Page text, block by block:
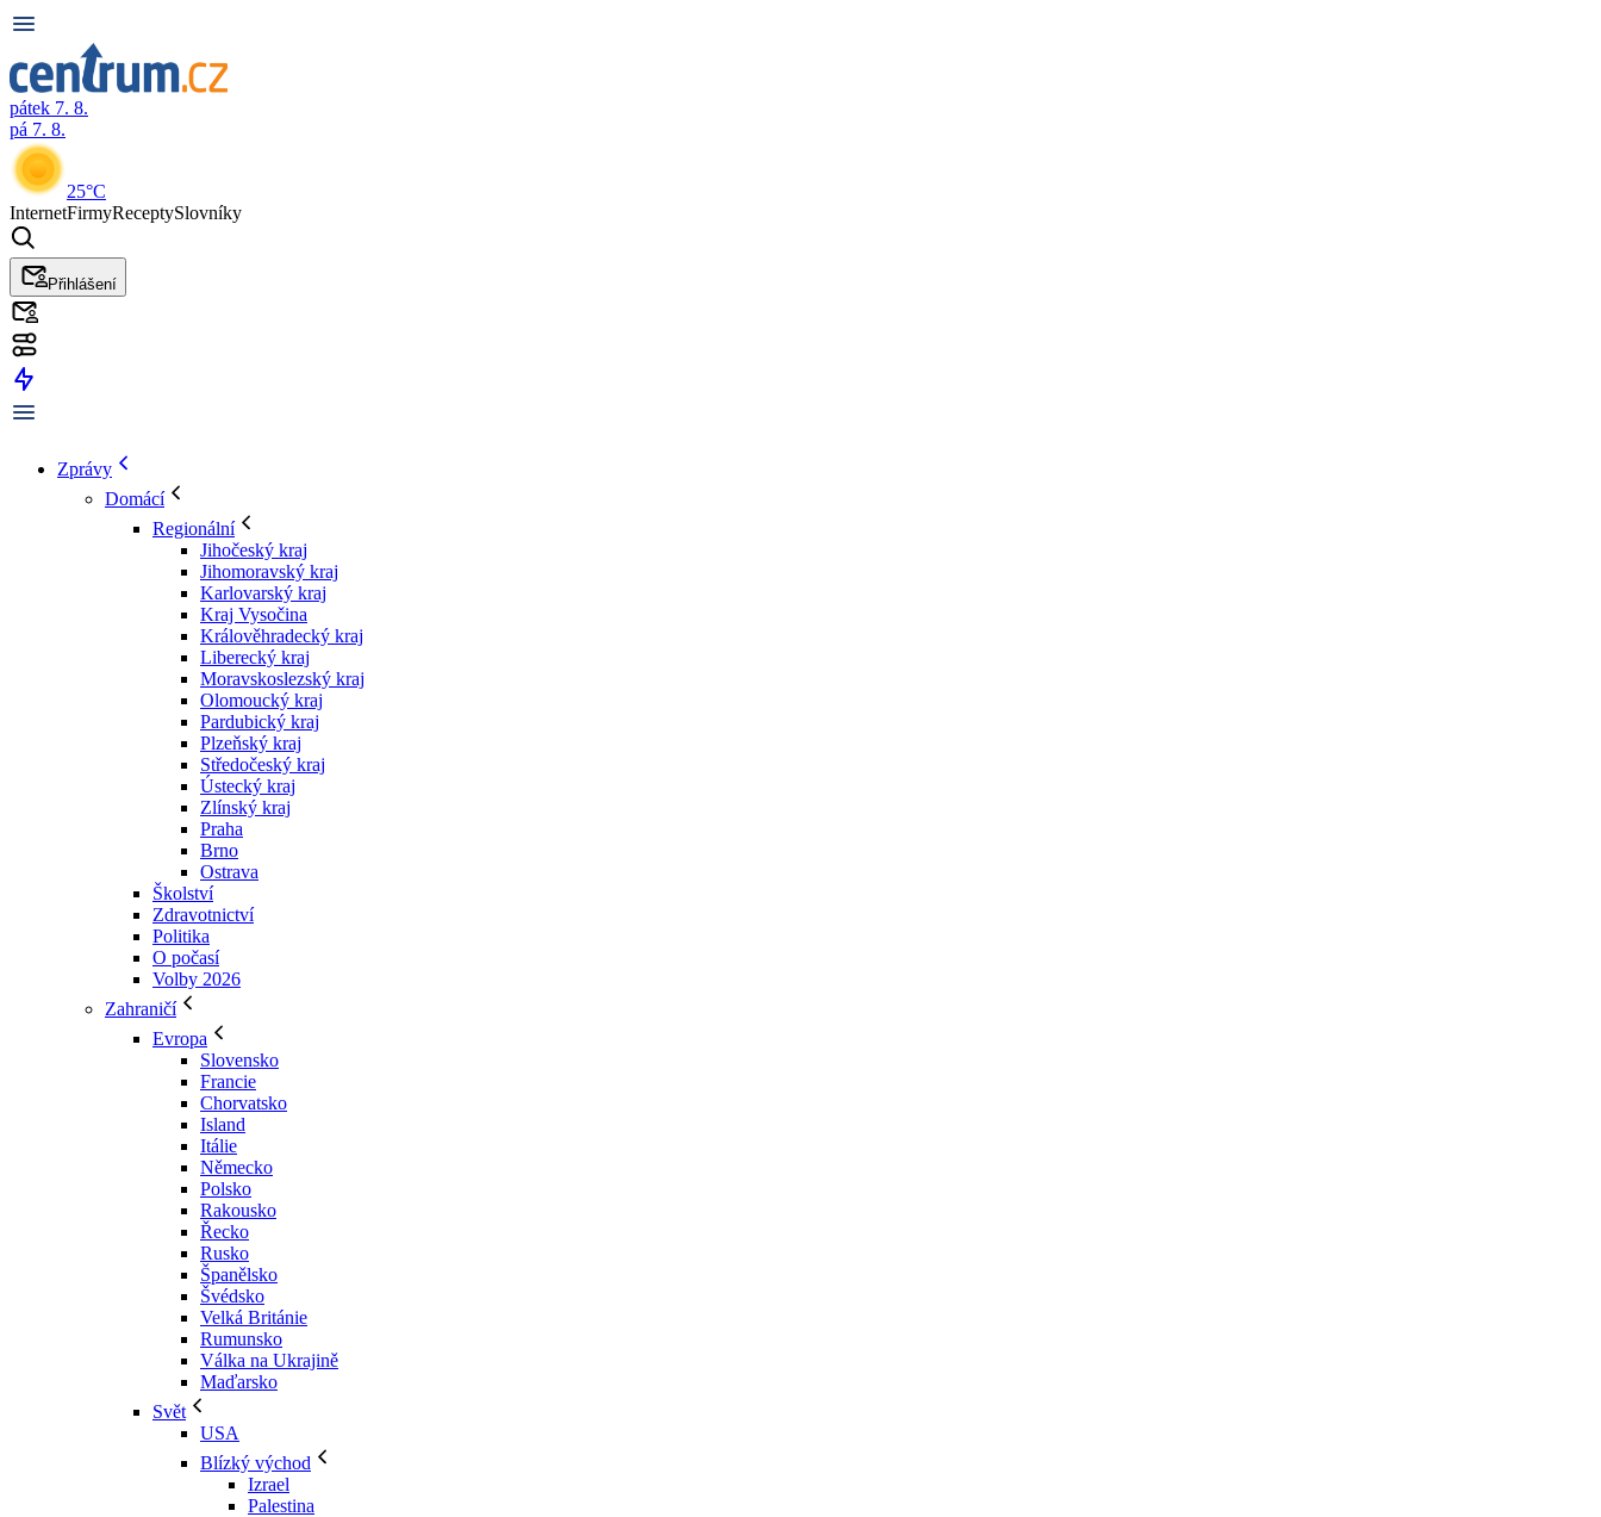
pátek 7. 8.
pá 7. 8.
25°C
InternetFirmyReceptySlovníky
Přihlášení
Zprávy
Domácí
Regionální
Jihočeský kraj
Jihomoravský kraj
Karlovarský kraj
Kraj Vysočina
Králověhradecký kraj
Liberecký kraj
Moravskoslezský kraj
Olomoucký kraj
Pardubický kraj
Plzeňský kraj
Středočeský kraj
Ústecký kraj
Zlínský kraj
Praha
Brno
Ostrava
Školství
Zdravotnictví
Politika
O počasí
Volby 2026
Zahraničí
Evropa
Slovensko
Francie
Chorvatsko
Island
Itálie
Německo
Polsko
Rakousko
Řecko
Rusko
Španělsko
Švédsko
Velká Británie
Rumunsko
Válka na Ukrajině
Maďarsko
Svět
USA
Blízký východ
Izrael
Palestina